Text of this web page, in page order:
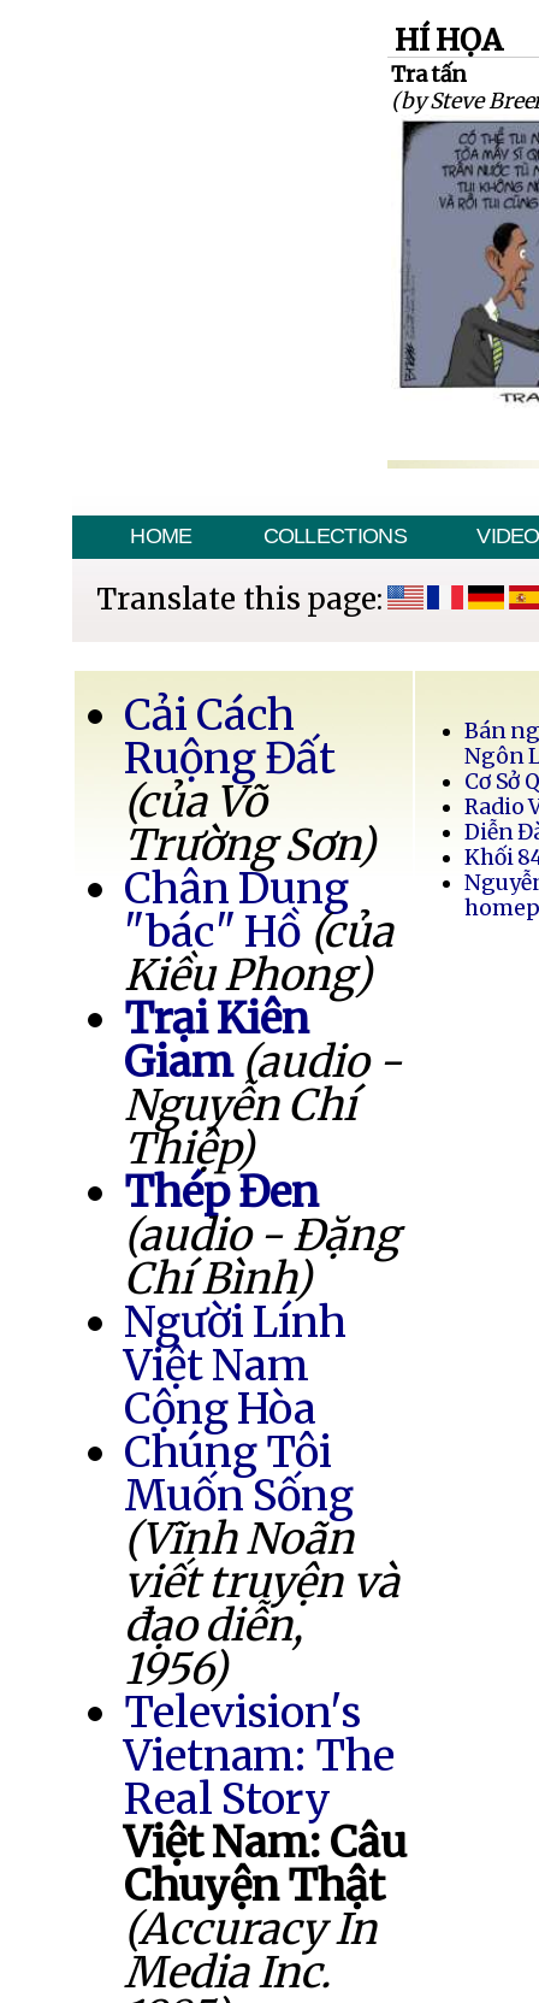
HÍ HỌA
Tra tấn
(by Steve
HOME COLLECTIONS VIDEO
Translate this page:
Cải Cách
Ruộng Đất
(của Võ
Trường Sơn)
Chân Dung
"bác" Hồ (của
Kiều Phong)
Trại Kiên
Giam (audio -
Nguyễn Chí
Thiệp)
Thép Đen
(audio - Đặng
Chí Bình)
Người Lính
Việt Nam
Cộng Hòa
Chúng Tôi
Muốn Sống
(Vĩnh Noãn
viết truyện và
đạo diễn,
1956)
Television's
Vietnam: The
Real Story
Việt Nam: Câu
Chuyện Thật
(Accuracy In
Media Inc.
Bán
Ngôn
Cơ Sở
Radio
Diễn
Khối